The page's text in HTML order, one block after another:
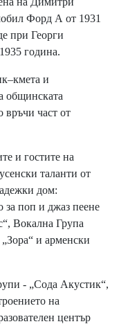
Форд А от 1931
при Георги
година.
и
общинската
връчи част от
и гостите на
таланти от
дом:
за поп и джаз пеене
Вокална Група
и арменски
- „Сода Акустик“,
на
център